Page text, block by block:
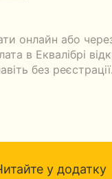
онлайн або
в Еквалібрі
без реєстрації.
у додатку